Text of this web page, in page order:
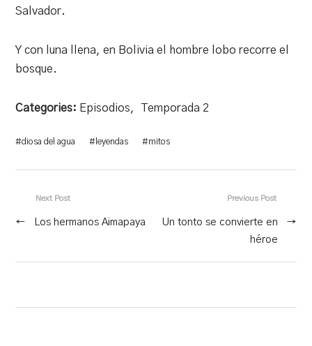
Salvador.
Y con luna llena, en Bolivia el hombre lobo recorre el
bosque.
Categories: Episodios, Temporada 2
#diosa del agua # leyendas #mitos
Previous Post
Un tonto se convierte en
héroe
→
Next Post
← Los hermanos Aimapaya